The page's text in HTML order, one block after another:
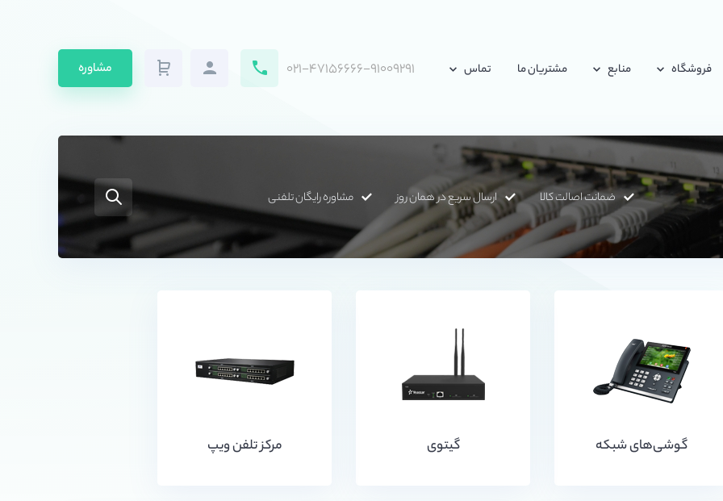
فروشگاه منابع مشتریان ما تماس مشاوره ۰۲۱-۴۷۱۵۶۶۶۶-۹۱۰۰۹۲۹۱
ضمانت اصالت کالا ارسال سریع در همان روز مشاوره رایگان تلفنی
گوشی‌های شبکه گیتوی مرکز تلفن ویپ